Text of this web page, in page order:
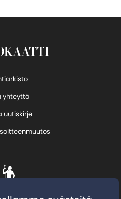
yhteyttä
uutiskirje